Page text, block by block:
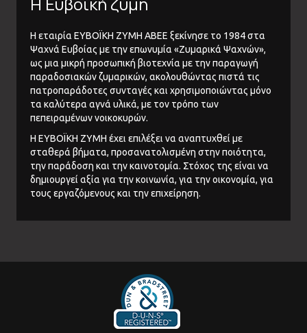
Η εταιρία ΕΥΒΟΪΚΗ ΖΥΜΗ ΑΒΕΕ ξεκίνησε το 1984 στα
Ψαχνά Ευβοίας με την επωνυμία «Ζυμαρικά Ψαχνών»,
ως μια μικρή προσωπική βιοτεχνία με την παραγωγή
παραδοσιακών ζυμαρικών, ακολουθώντας πιστά τις
πατροπαράδοτες συνταγές και χρησιμοποιώντας μόνο
τα καλύτερα αγνά υλικά, με τον τρόπο των
πεπειραμένων νοικοκυρών.
Η ΕΥΒΟΪΚΗ ΖΥΜΗ έχει επιλέξει να αναπτυχθεί με
σταθερά βήματα, προσανατολισμένη στην ποιότητα,
την παράδοση και την καινοτομία. Στόχος της είναι να
δημιουργεί αξία για την κοινωνία, για την οικονομία, για
τους εργαζόμενους και την επιχείρηση.